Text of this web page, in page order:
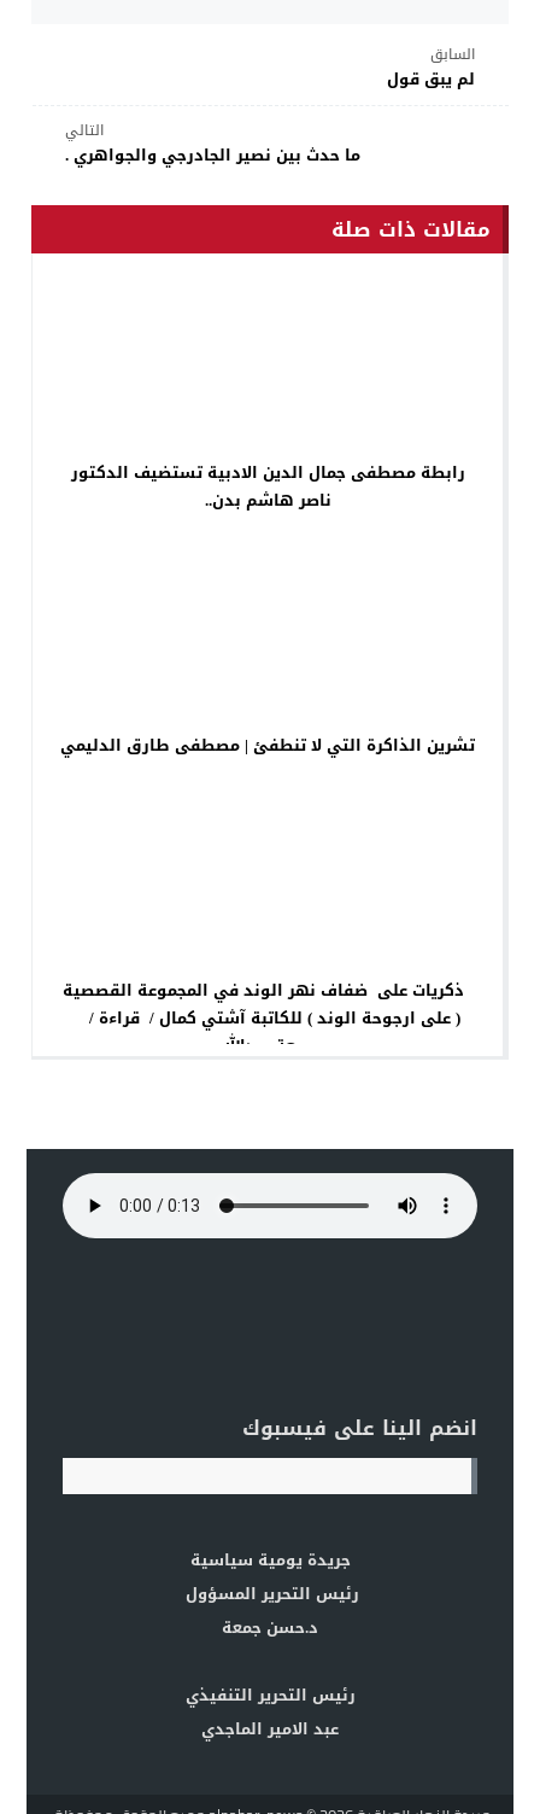
السابق
لم يبق قول
التالي
ما حدث بين نصير الجادرجي والجواهري .
مقالات ذات صلة
رابطة مصطفى جمال الدين الادبية تستضيف الدكتور
ناصر هاشم بدن..
تشرين الذاكرة التي لا تنطفئ | مصطفى طارق الدليمي
ذكريات على ضفاف نهر الوند في المجموعة القصصية
( على ارجوحة الوند ) للكاتبة آشتي كمال / قراءة /
جمعة عبدالله
انضم الينا على فيسبوك
جريدة يومية سياسية
رئيس التحرير المسؤول
د.حسن جمعة
رئيس التحرير التنفيذي
عبد الامير الماجدي